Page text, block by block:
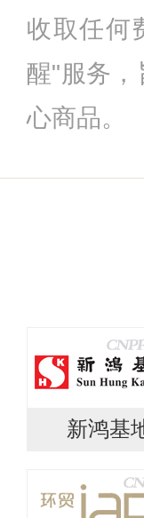
收取任何
醒"服务
心商品。
新鸿基